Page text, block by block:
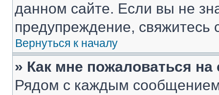
данном сайте. Если вы не
предупреждение,
Вернуться к началу
» Как мне пожаловаться
Рядом с каждым сообщением